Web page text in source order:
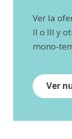
Ver la
II o III y
mono-
Ver